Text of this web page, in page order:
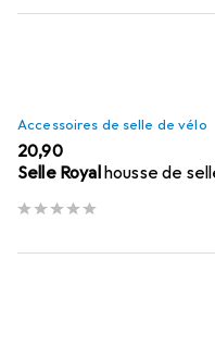
Accessoires de selle de vélo
EUR
20,90
Selle Royalhousse de